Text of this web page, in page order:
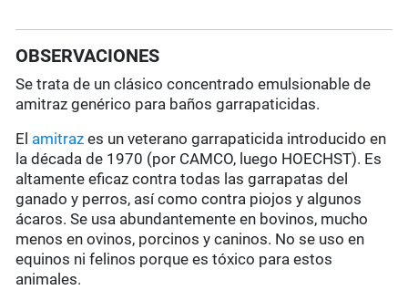
OBSERVACIONES
Se trata de un clásico concentrado emulsionable de
amitraz genérico para baños garrapaticidas.
El amitraz es un veterano garrapaticida introducido en
la década de 1970 (por CAMCO, luego HOECHST). Es
altamente eficaz contra todas las garrapatas del
ganado y perros, así como contra piojos y algunos
ácaros. Se usa abundantemente en bovinos, mucho
menos en ovinos, porcinos y caninos. No se uso en
equinos ni felinos porque es tóxico para estos
animales.